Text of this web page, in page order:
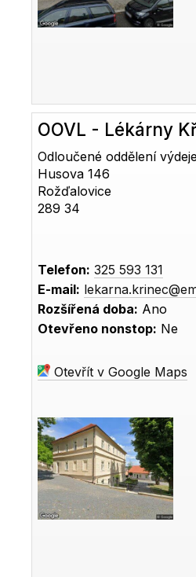
OOVL - Lékárny
Odloučené oddělení
Husova 146
Rožďalovice
289 34
Telefon: 325 593 131
E-mail:
Rozšířená doba: Ano
Otevřeno nonstop: Ne
Otevřít v Google Maps